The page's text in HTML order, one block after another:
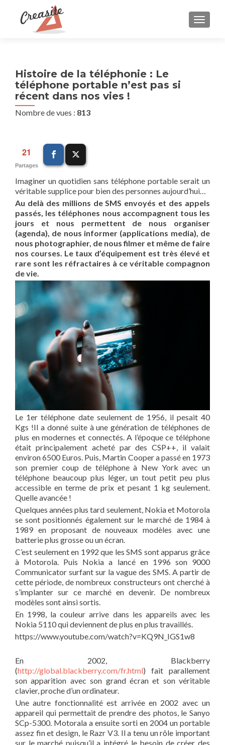
Histoire de la téléphonie : Le
téléphone portable n’est pas si
récent dans nos vies !
Nombre de vues : 813
21
Partages
Imaginer un quotidien sans téléphone portable serait un
véritable supplice pour bien des personnes aujourd’hui…
Au delà des millions de SMS envoyés et des appels
passés, les téléphones nous accompagnent tous les
jours et nous permettent de nous organiser
(agenda), de nous informer (applications media), de
nous photographier, de nous filmer et même de faire
nos courses. Le taux d’équipement est très élevé et
rare sont les réfractaires à ce véritable compagnon
de vie.
Le 1er téléphone date seulement de 1956, il pesait 40
Kgs !Il a donné suite à une génération de téléphones de
plus en modernes et connectés. A l’époque ce téléphone
était principalement acheté par des CSP++, il valait
environ 6500 Euros. Puis, Martin Cooper a passé en 1973
son premier coup de téléphone à New York avec un
téléphone beaucoup plus léger, un tout petit peu plus
accessible en terme de prix et pesant 1 kg seulement.
Quelle avancée !
Quelques années plus tard seulement, Nokia et Motorola
se sont positionnés également sur le marché de 1984 à
1989 en proposant de nouveaux modèles avec une
batterie plus grosse ou un écran.
C’est seulement en 1992 que les SMS sont apparus grâce
à Motorola. Puis Nokia a lancé en 1996 son 9000
Communicator surfant sur la vague des SMS. A partir de
cette période, de nombreux constructeurs ont cherché à
s’implanter sur ce marché en devenir. De nombreux
modèles sont ainsi sortis.
En 1998, la couleur arrive dans les appareils avec les
Nokia 5110 qui deviennent de plus en plus travaillés.
https://www.youtube.com/watch?v=KQ9N_IGS1w8
En 2002, Blackberry
(http://global.blackberry.com/fr.html) fait parallement
son apparition avec son grand écran et son véritable
clavier, proche d’un ordinateur.
Une autre fonctionnalité est arrivée en 2002 avec un
appareil qui permettait de prendre des photos, le Sanyo
SCp-5300. Motorala a ensuite sorti en 2004 un portable
assez fin et design, le Razr V3. Il a tenu un rôle important
sur le marché puisqu’il a intégré le besoin de créer des